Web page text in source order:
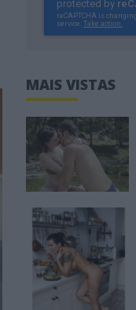
MAIS VISTAS